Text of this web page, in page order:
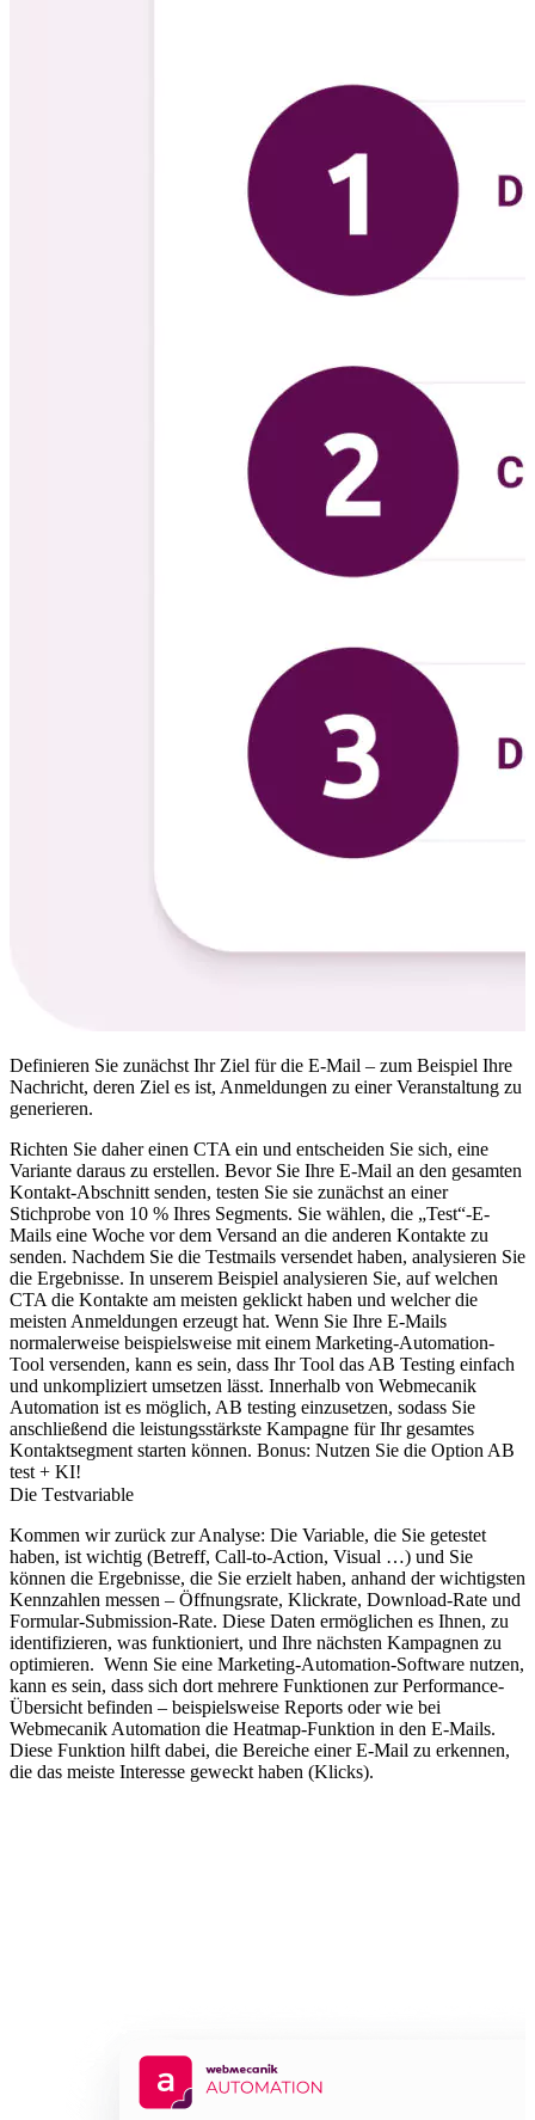
Definieren Sie zunächst Ihr Ziel für die E-Mail – zum Beispiel Ihre
Nachricht, deren Ziel es ist, Anmeldungen zu einer Veranstaltung zu
generieren.
Richten Sie daher einen CTA ein und entscheiden Sie sich, eine
Variante daraus zu erstellen. Bevor Sie Ihre E-Mail an den gesamten
Kontakt-Abschnitt senden, testen Sie sie zunächst an einer
Stichprobe von 10 % Ihres Segments. Sie wählen, die „Test“-E-
Mails eine Woche vor dem Versand an die anderen Kontakte zu
senden. Nachdem Sie die Testmails versendet haben, analysieren Sie
die Ergebnisse. In unserem Beispiel analysieren Sie, auf welchen
CTA die Kontakte am meisten geklickt haben und welcher die
meisten Anmeldungen erzeugt hat. Wenn Sie Ihre E-Mails
normalerweise beispielsweise mit einem Marketing-Automation-
Tool versenden, kann es sein, dass Ihr Tool das AB Testing einfach
und unkompliziert umsetzen lässt. Innerhalb von Webmecanik
Automation ist es möglich, AB testing einzusetzen, sodass Sie
anschließend die leistungsstärkste Kampagne für Ihr gesamtes
Kontaktsegment starten können. Bonus: Nutzen Sie die Option AB
test + KI!
Die Testvariable
Kommen wir zurück zur Analyse: Die Variable, die Sie getestet
haben, ist wichtig (Betreff, Call-to-Action, Visual …) und Sie
können die Ergebnisse, die Sie erzielt haben, anhand der wichtigsten
Kennzahlen messen – Öffnungsrate, Klickrate, Download-Rate und
Formular-Submission-Rate. Diese Daten ermöglichen es Ihnen, zu
identifizieren, was funktioniert, und Ihre nächsten Kampagnen zu
optimieren. Wenn Sie eine Marketing-Automation-Software nutzen,
kann es sein, dass sich dort mehrere Funktionen zur Performance-
Übersicht befinden – beispielsweise Reports oder wie bei
Webmecanik Automation die Heatmap-Funktion in den E-Mails.
Diese Funktion hilft dabei, die Bereiche einer E-Mail zu erkennen,
die das meiste Interesse geweckt haben (Klicks).